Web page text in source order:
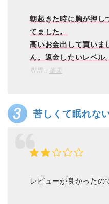
朝起きた時に胸が押し
てました。
高いお金出して買いま
ん。返金したいレベル。
引用： 楽天
苦しくて眠れな
レビューが良かったの